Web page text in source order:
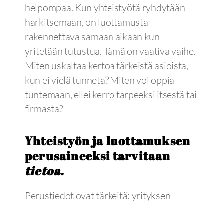
helpompaa. Kun yhteistyötä ryhdytään
harkitsemaan, on luottamusta
rakennettava samaan aikaan kun
yritetään tutustua. Tämä on vaativa vaihe.
Miten uskaltaa kertoa tärkeistä asioista,
kun ei vielä tunneta? Miten voi oppia
tuntemaan, ellei kerro tarpeeksi itsestä tai
firmasta?
Yhteistyön ja luottamuksen
perusaineeksi tarvitaan
tietoa.
Perustiedot ovat tärkeitä: yrityksen